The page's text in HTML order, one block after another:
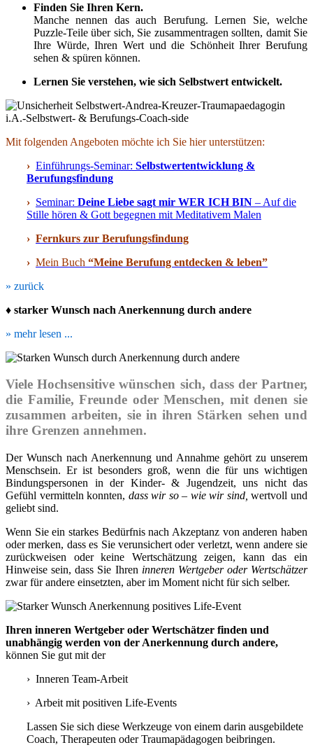
Finden Sie Ihren Kern.
Manche nennen das auch Berufung. Lernen Sie, welche
Puzzle-Teile über sich, Sie zusammentragen sollten, damit Sie
Ihre Würde, Ihren Wert und die Schönheit Ihrer Berufung
sehen & spüren können.
Lernen Sie verstehen, wie sich Selbstwert entwickelt.
Mit folgenden Angeboten möchte ich Sie hier unterstützen:
› Einführungs-Seminar: Selbstwertentwicklung &
Berufungsfindung
› Seminar: Deine Liebe sagt mir WER ICH BIN – Auf die
Stille hören & Gott begegnen mit Meditativem Malen
› Fernkurs zur Berufungsfindung
› Mein Buch “Meine Berufung entdecken & leben”
» zurück
♦ starker Wunsch nach Anerkennung durch andere
» mehr lesen ...
Viele Hochsensitive wünschen sich, dass der Partner,
die Familie, Freunde oder Menschen, mit denen sie
zusammen arbeiten, sie in ihren Stärken sehen und
ihre Grenzen annehmen.
Der Wunsch nach Anerkennung und Annahme gehört zu unserem
Menschsein. Er ist besonders groß, wenn die für uns wichtigen
Bindungspersonen in der Kinder- & Jugendzeit, uns nicht das
Gefühl vermitteln konnten, dass wir so – wie wir sind,wertvoll und
geliebt sind.
Wenn Sie ein starkes Bedürfnis nach Akzeptanz von anderen haben
oder merken, dass es Sie verunsichert oder verletzt, wenn andere sie
zurückweisen oder keine Wertschätzung zeigen, kann das ein
Hinweise sein, dass Sie Ihren inneren Wertgeber oder Wertschätzer
zwar für andere einsetzten, aber im Moment nicht für sich selber.
Ihren inneren Wertgeber oder Wertschätzer finden und
unabhängig werden von der Anerkennung durch andere,
können Sie gut mit der
› Inneren Team-Arbeit
› Arbeit mit positiven Life-Events
Lassen Sie sich diese Werkzeuge von einem darin ausgebildete
Coach, Therapeuten oder Traumapädagogen beibringen.